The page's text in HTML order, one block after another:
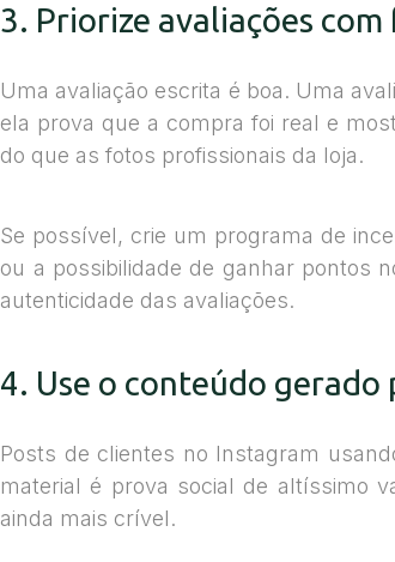
3. Priorize avaliações
Uma avaliação escrita é boa. Uma
ela prova que a compra foi real e
do que as fotos profissionais da loja.
Se possível, crie um programa de
ou a possibilidade de ganhar pontos
autenticidade das avaliações.
4. Use o conteúdo gerado
Posts de clientes no Instagram
material é prova social de altíssimo
ainda mais crível.